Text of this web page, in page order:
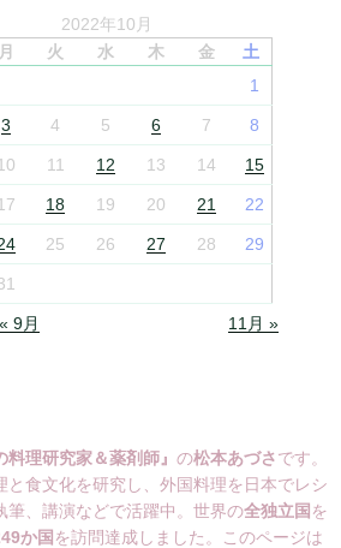
2022年10月
月 火 水 木 金
土
1
3 4 5 6 7 8
11 12 13 14 15
18 19 20 21 22
25 26 27 28 29
« 9月 11月 »
料理研究家＆薬剤師』 の松本あづさです。
と食文化を研究し、外国料理を日本でレシ
筆、講演などで活躍中。世界の全独立国 を
か国 を訪問達成しました。このページは